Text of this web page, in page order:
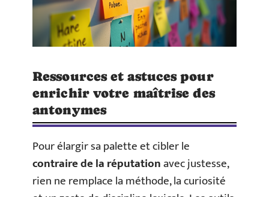
Ressources et astuces pour
enrichir votre maîtrise des
antonymes
Pour élargir sa palette et cibler le
contraire de la réputationavec justesse,
rien ne remplace la méthode, la curiosité